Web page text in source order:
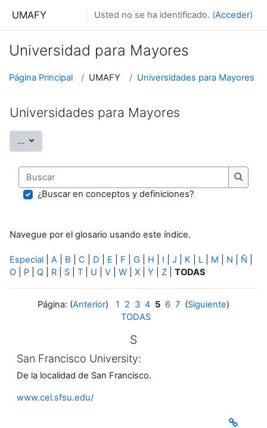
UMAFY Usted no se ha identificado. (Acceder)
Universidad para Mayores
Página Principal UMAFY Universidades para Mayores
Universidades para Mayores
... Exportar entradas
Buscar
Buscar
¿Buscar en conceptos y definiciones?
Navegue por el glosario usando este índice.
Especial A B C D E F G H I J K L M N Ñ
O
P Q R S T U V W X Y Z TODAS
Página: (Anterior) 1 2 3 4 5 6 7 (Siguiente)
TODAS
S
San Francisco University:
De la localidad de San Francisco.
www.cel.sfsu.edu/